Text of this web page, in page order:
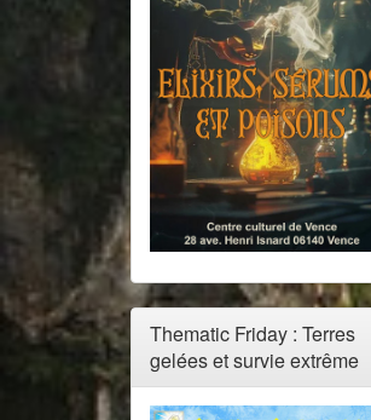
Thematic Friday : Terres
gelées et survie extrême